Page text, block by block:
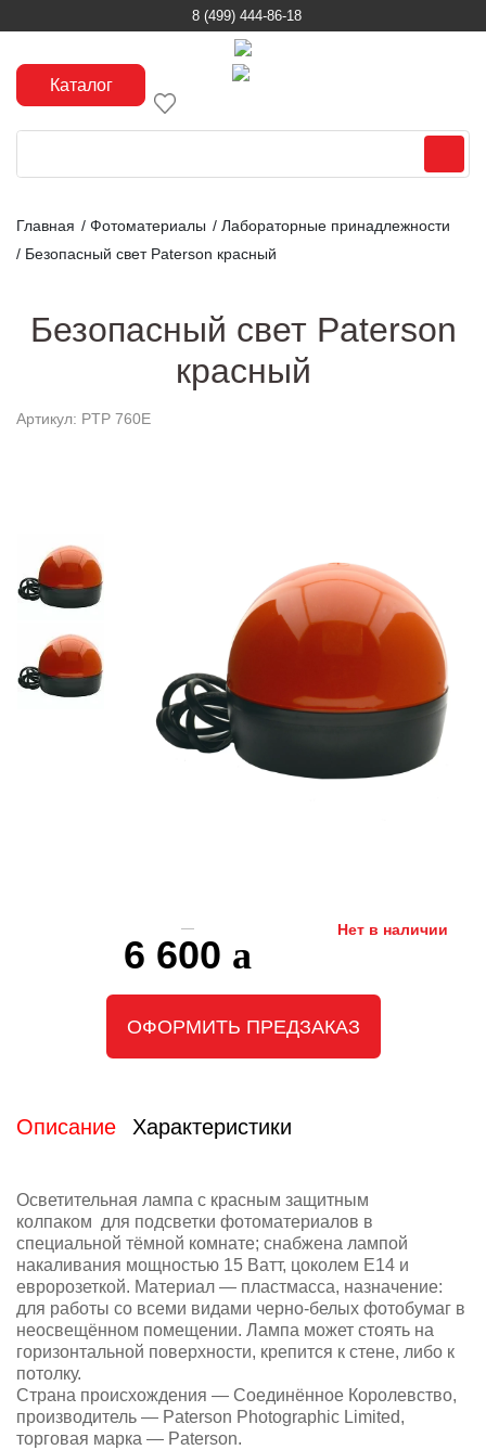
8 (499) 444-86-18
Каталог
Главная / Фотоматериалы / Лабораторные принадлежности
/ Безопасный свет Paterson красный
Безопасный свет Paterson
красный
Артикул: PTP 760E
Нет в наличии
6 600
ОФОРМИТЬ ПРЕДЗАКАЗ
Описание Характеристики
Осветительная лампа с красным защитным
колпаком для подсветки фотоматериалов в
специальной тёмной комнате; снабжена лампой
накаливания мощностью 15 Ватт, цоколем Е14 и
евророзеткой. Материал — пластмасса, назначение:
для работы со всеми видами черно-белых фотобумаг в
неосвещённом помещении. Лампа может стоять на
горизонтальной поверхности, крепится к стене, либо к
потолку.
Страна происхождения — Соединённое Королевство,
производитель — Paterson Photographic Limited,
торговая марка — Paterson.